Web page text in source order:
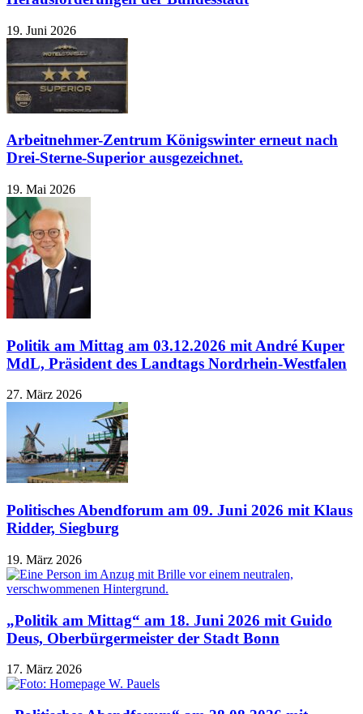
19. Juni 2026
Arbeitnehmer-Zentrum Königswinter erneut nach
Drei-Sterne-Superior ausgezeichnet.
19. Mai 2026
Politik am Mittag am 03.12.2026 mit André Kuper
MdL, Präsident des Landtags Nordrhein-Westfalen
27. März 2026
Politisches Abendforum am 09. Juni 2026 mit Klaus
Ridder, Siegburg
19. März 2026
„Politik am Mittag“ am 18. Juni 2026 mit Guido
Deus, Oberbürgermeister der Stadt Bonn
17. März 2026